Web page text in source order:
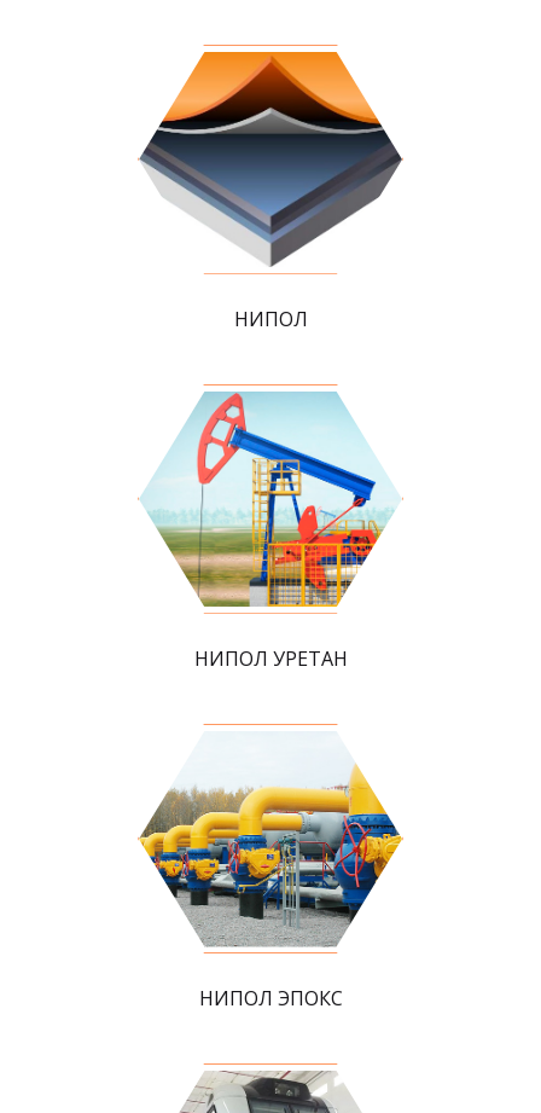
НИПОЛ
НИПОЛ УРЕТАН
НИПОЛ ЭПОКС